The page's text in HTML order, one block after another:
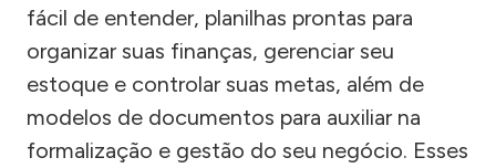
fácil de entender, planilhas prontas para
organizar suas finanças, gerenciar seu
estoque e controlar suas metas, além de
modelos de documentos para auxiliar na
formalização e gestão do seu negócio. Esses